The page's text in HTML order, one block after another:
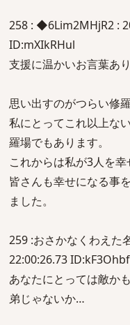
258 : ◆6Lim2MHjR2 :
ID:mXIkRHul
支援に温かいお言葉あ
思い出すのがつらい修
私にとってこれ以上な
羅場でもあります。
これからは私が3人を幸
皆さんも幸せになる事
ました。
259 :おさかなくわえた
22:00:26.73
あなたにとっては敵か
弟じゃないか…